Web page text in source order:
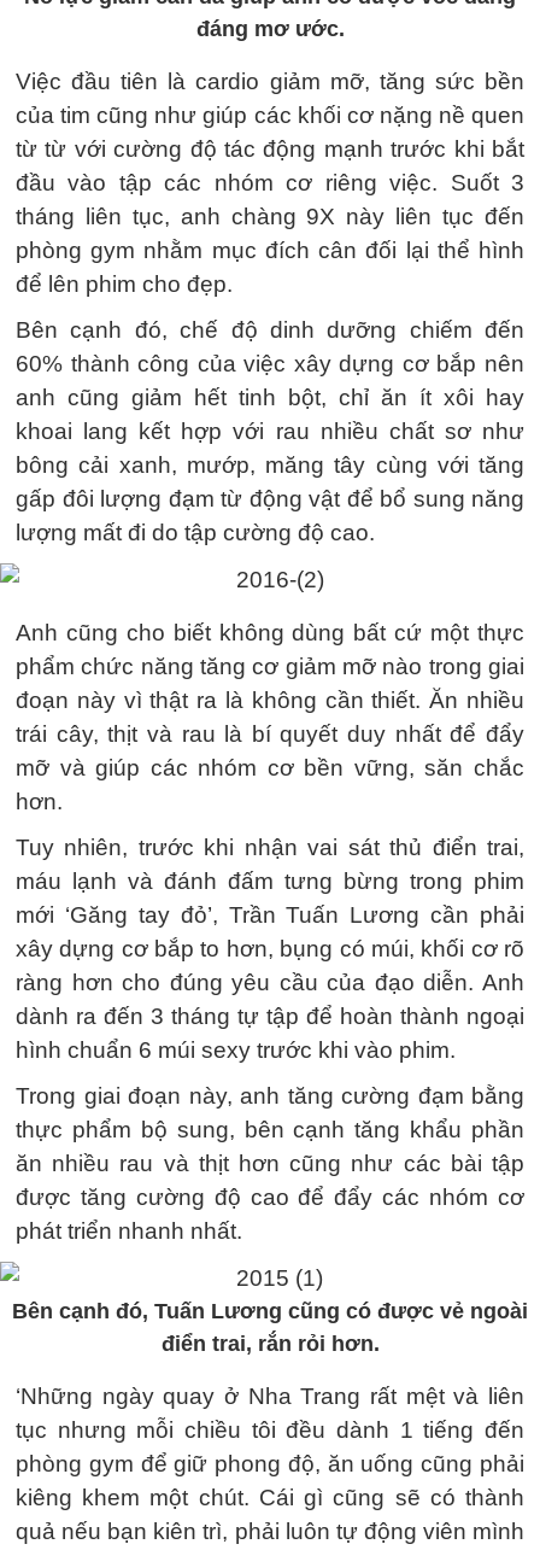
đáng mơ ước.
Việc đầu tiên là cardio giảm mỡ, tăng sức bền
của tim cũng như giúp các khối cơ nặng nề quen
từ từ với cường độ tác động mạnh trước khi bắt
đầu vào tập các nhóm cơ riêng việc. Suốt 3
tháng liên tục, anh chàng 9X này liên tục đến
phòng gym nhằm mục đích cân đối lại thể hình
để lên phim cho đẹp.
Bên cạnh đó, chế độ dinh dưỡng chiếm đến
60% thành công của việc xây dựng cơ bắp nên
anh cũng giảm hết tinh bột, chỉ ăn ít xôi hay
khoai lang kết hợp với rau nhiều chất sơ như
bông cải xanh, mướp, măng tây cùng với tăng
gấp đôi lượng đạm từ động vật để bổ sung năng
lượng mất đi do tập cường độ cao.
Anh cũng cho biết không dùng bất cứ một thực
phẩm chức năng tăng cơ giảm mỡ nào trong giai
đoạn này vì thật ra là không cần thiết. Ăn nhiều
trái cây, thịt và rau là bí quyết duy nhất để đẩy
mỡ và giúp các nhóm cơ bền vững, săn chắc
hơn.
Tuy nhiên, trước khi nhận vai sát thủ điển trai,
máu lạnh và đánh đấm tưng bừng trong phim
mới ‘Găng tay đỏ’, Trần Tuấn Lương cần phải
xây dựng cơ bắp to hơn, bụng có múi, khối cơ rõ
ràng hơn cho đúng yêu cầu của đạo diễn. Anh
dành ra đến 3 tháng tự tập để hoàn thành ngoại
hình chuẩn 6 múi sexy trước khi vào phim.
Trong giai đoạn này, anh tăng cường đạm bằng
thực phẩm bộ sung, bên cạnh tăng khẩu phần
ăn nhiều rau và thịt hơn cũng như các bài tập
được tăng cường độ cao để đẩy các nhóm cơ
phát triển nhanh nhất.
Bên cạnh đó, Tuấn Lương cũng có được vẻ ngoài
điển trai, rắn rỏi hơn.
‘Những ngày quay ở Nha Trang rất mệt và liên
tục nhưng mỗi chiều tôi đều dành 1 tiếng đến
phòng gym để giữ phong độ, ăn uống cũng phải
kiêng khem một chút. Cái gì cũng sẽ có thành
quả nếu bạn kiên trì, phải luôn tự động viên mình